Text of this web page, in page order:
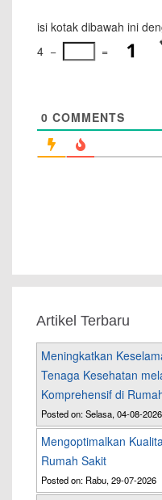
isi kotak dibawah ini
4 − =
0 COMMENTS
Artikel Terbaru
Meningkatkan
Tenaga Kesehatan
Komprehensif di
Posted on: Selasa, 04-08-2026
Mengoptimalkan
Rumah Sakit
Posted on: Rabu, 29-07-2026